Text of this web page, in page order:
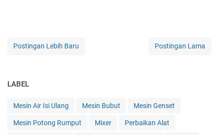
Postingan Lebih Baru Postingan Lama
LABEL
Mesin Air Isi Ulang Mesin Bubut Mesin Genset
Mesin Potong Rumput Mixer Perbaikan Alat